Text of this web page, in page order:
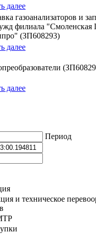
далее
газоанализаторов и
филиала
(ЗП608293)
далее
далее
Период
и техническое